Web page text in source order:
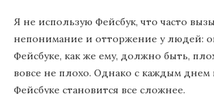
Я не использую Фейсбук, что часто
непонимание и отторжение у людей:
Фейсбуке, как же ему, должно быть,
вовсе не плохо. Однако с каждым днем
Фейсбуке становится все сложнее.